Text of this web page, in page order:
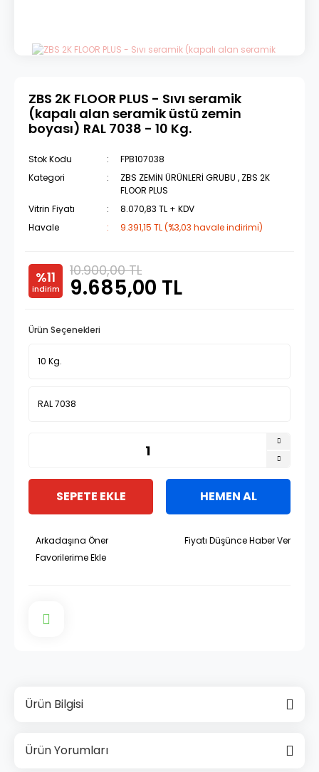
ZBS 2K FLOOR PLUS - Sıvı seramik
(kapalı alan seramik üstü zemin
boyası) RAL 7038 - 10 Kg.
Stok Kodu
FPB107038
Kategori
ZBS ZEMİN ÜRÜNLERİ GRUBU , ZBS 2K
FLOOR PLUS
Vitrin Fiyatı
8.070,83 TL + KDV
Havale
9.391,15 TL (%3,03 havale indirimi)
%11
indirim
10.900,00 TL
9.685,00 TL
Ürün Seçenekleri
SEPETE EKLE HEMEN AL
Arkadaşına Öner Fiyatı Düşünce Haber Ver
Ürün Bilgisi
Ürün Yorumları